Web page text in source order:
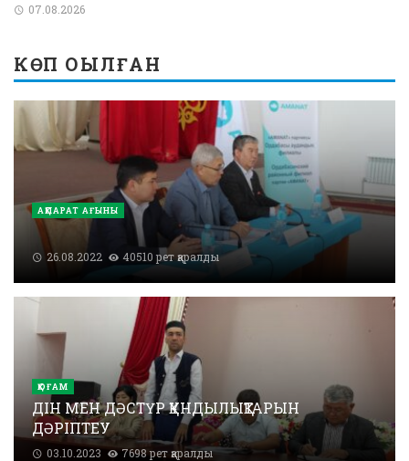
07.08.2026
КӨП ОҚЫЛҒАН
АҚПАРАТ АҒЫНЫ
26.08.2022 40510 рет қаралды
ҚОҒАМ
ДІН МЕН ДӘСТҮР ҚҰНДЫЛЫҚТАРЫН
ДӘРІПТЕУ
03.10.2023 7698 рет қаралды